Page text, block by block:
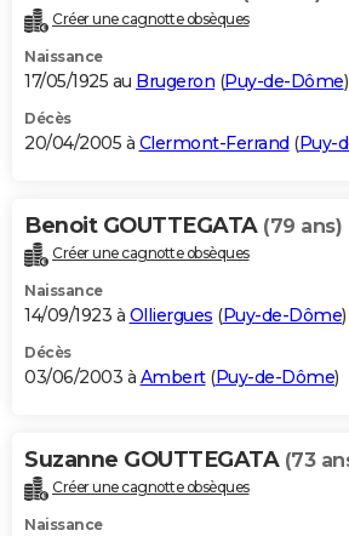
Créer une cagnotte obsèques
Naissance
17/05/1925 au Brugeron (Puy-de-Dôme)
Décès
20/04/2005 à Clermont-Ferrand (Puy-
Benoit GOUTTEGATA (79 ans)
Créer une cagnotte obsèques
Naissance
14/09/1923 à Olliergues (Puy-de-Dôme)
Décès
03/06/2003 à Ambert(Puy-de-Dôme)
Suzanne GOUTTEGATA (73
Créer une cagnotte obsèques
Naissance